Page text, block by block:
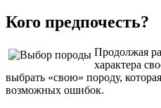
Кого предпочесть?
Продолжая
характера
выбрать «свою» породу,
возможных ошибок.